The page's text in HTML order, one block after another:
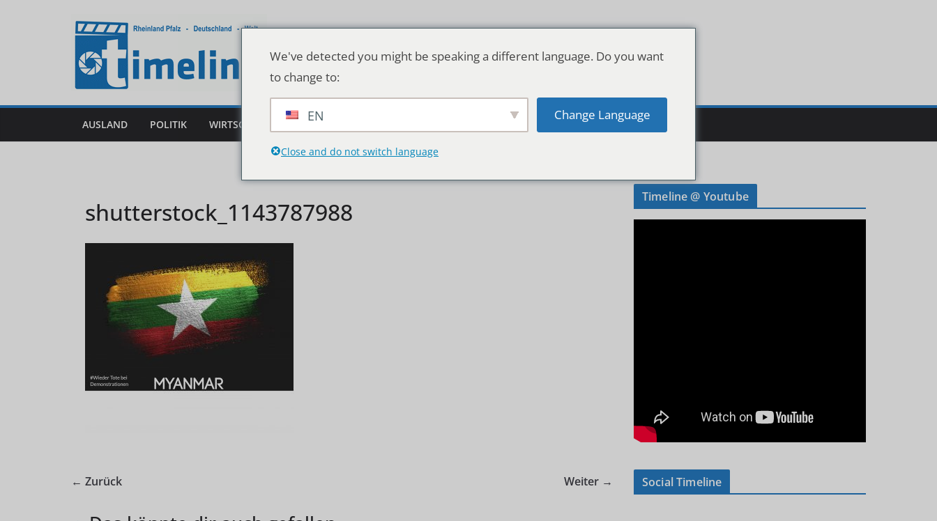
AUSLAND POLITIK WIRTSCHAFT DEUTSCHLAND & WELT
shutterstock_1143787988
← Zurück Weiter →
Timeline @ Youtube
Social Timeline
We've detected you might be speaking a different language. Do you want
to change to:
EN Change Language
Close and do not switch language